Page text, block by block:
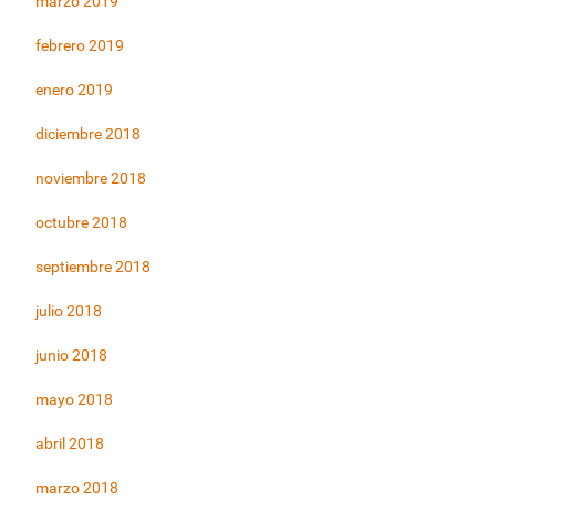
febrero 2019
enero 2019
diciembre 2018
noviembre 2018
octubre 2018
septiembre 2018
julio 2018
junio 2018
mayo 2018
abril 2018
marzo 2018